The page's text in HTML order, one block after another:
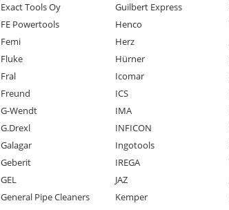
Exact Tools Oy
FE Powertools
Femi
Fluke
Fral
Freund
G-Wendt
G.Drexl
Galagar
Geberit
GEL
General Pipe Cleaners
Guilbert Express
Henco
Herz
Hürner
Icomar
ICS
IMA
INFICON
Ingotools
IREGA
JAZ
Kemper